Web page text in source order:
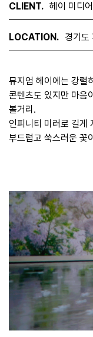
CLIENT. 헤이 미디어
LOCATION. 경기도
뮤지엄 헤이에는 강렬
콘텐츠도 있지만 마음
볼거리.
인피니티 미러로 길게
부드럽고 쑥스러운 꽃